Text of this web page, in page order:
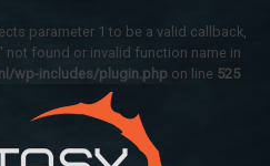
parameter 1 to be a valid callback,
found or invalid function name in
wp-includes/plugin.php on line 525